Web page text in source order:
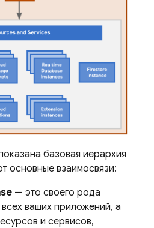
базовая иерархия
основные взаимосвязи:
— это своего рода
ваших приложений, а
и сервисов,